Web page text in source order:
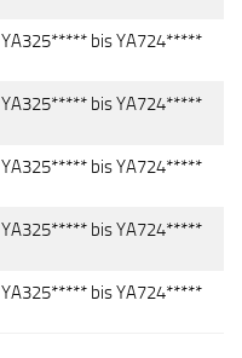
YA325***** bis YA724*****
YA325***** bis YA724*****
YA325***** bis YA724*****
YA325***** bis YA724*****
YA325***** bis YA724*****